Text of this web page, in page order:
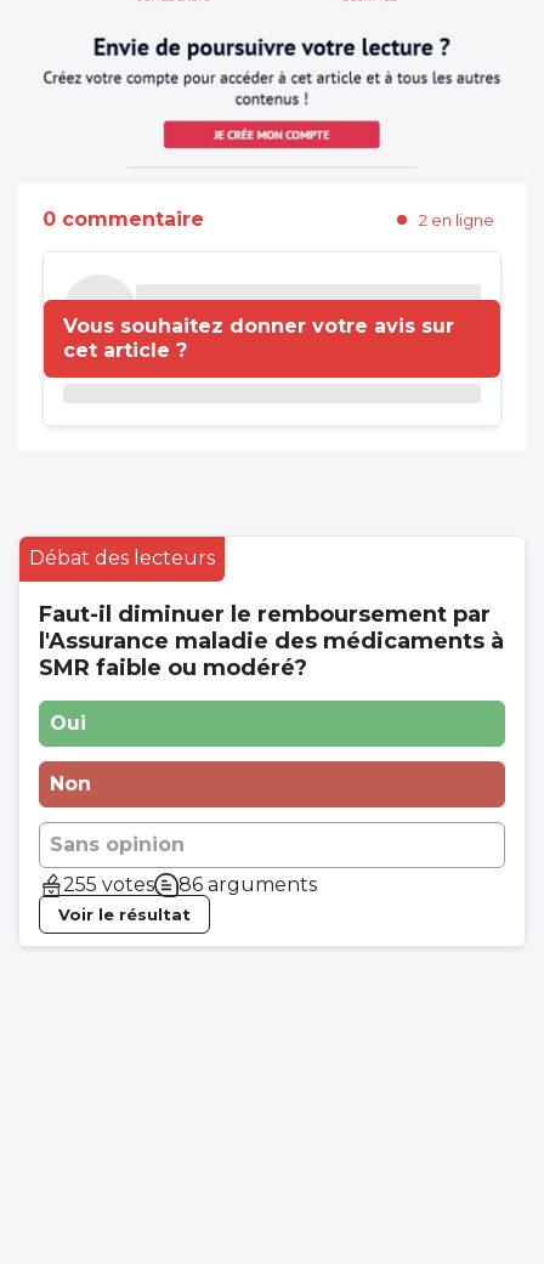
0 commentaire 2 en ligne
Vous souhaitez donner votre avis sur
cet article ?
Débat des lecteurs
Faut-il diminuer le remboursement par
l'Assurance maladie des médicaments à
SMR faible ou modéré?
Oui
Non
Sans opinion
255 votes
86 arguments
Voir le résultat